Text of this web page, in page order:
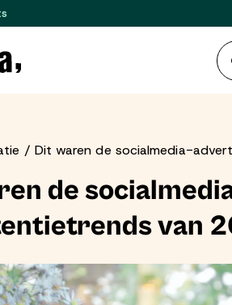
Dit waren de socialmedia-
de
van